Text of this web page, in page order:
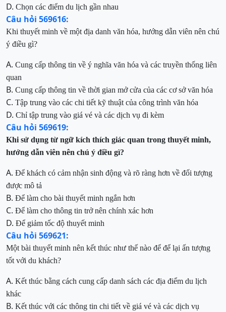
D. Chọn các điểm du lịch gần nhau
Câu hỏi 569616:
Khi thuyết minh về một địa danh văn hóa, hướng dẫn viên nên chú
ý điều gì?
A. Cung cấp thông tin về ý nghĩa văn hóa và các truyền thống liên
quan
B. Cung cấp thông tin về thời gian mở cửa của các cơ sở văn hóa
C. Tập trung vào các chi tiết kỹ thuật của công trình văn hóa
D. Chỉ tập trung vào giá vé và các dịch vụ đi kèm
Câu hỏi 569619:
Khi sử dụng từ ngữ kích thích giác quan trong thuyết minh,
hướng dẫn viên nên chú ý điều gì?
A. Để khách có cảm nhận sinh động và rõ ràng hơn về đối tượng
được mô tả
B. Để làm cho bài thuyết minh ngắn hơn
C. Để làm cho thông tin trở nên chính xác hơn
D. Để giảm tốc độ thuyết minh
Câu hỏi 569621:
Một bài thuyết minh nên kết thúc như thế nào để để lại ấn tượng
tốt với du khách?
A. Kết thúc bằng cách cung cấp danh sách các địa điểm du lịch
khác
B. Kết thúc với các thông tin chi tiết về giá vé và các dịch vụ